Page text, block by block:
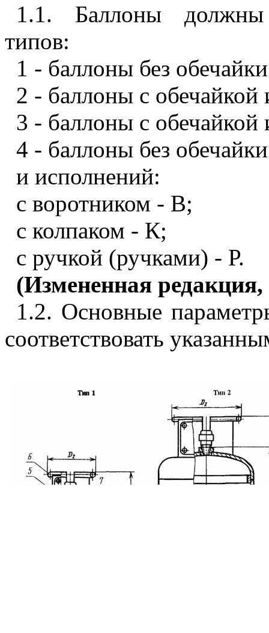
1.1. Баллоны должны
типов:
1 - баллоны без
2 - баллоны с обечайкой
3 - баллоны с обечайкой
4 - баллоны без
и исполнений:
с воротником - В;
с колпаком - К;
с ручкой (ручками) - Р.
(Измененная
1.2. Основные
соответствовать